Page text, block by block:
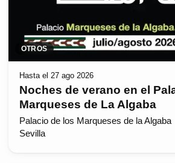
OTROS
Hasta el 27 ago 2026
Noches de verano en el
Marqueses de La Algaba
Palacio de los Marqueses de la Algaba
Sevilla